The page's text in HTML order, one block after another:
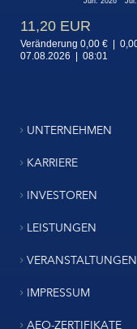
UNTERNEHMEN
KARRIERE
INVESTOREN
LEISTUNGEN
VERANSTALTUNGEN
IMPRESSUM
AEO-ZERTIFIKATE